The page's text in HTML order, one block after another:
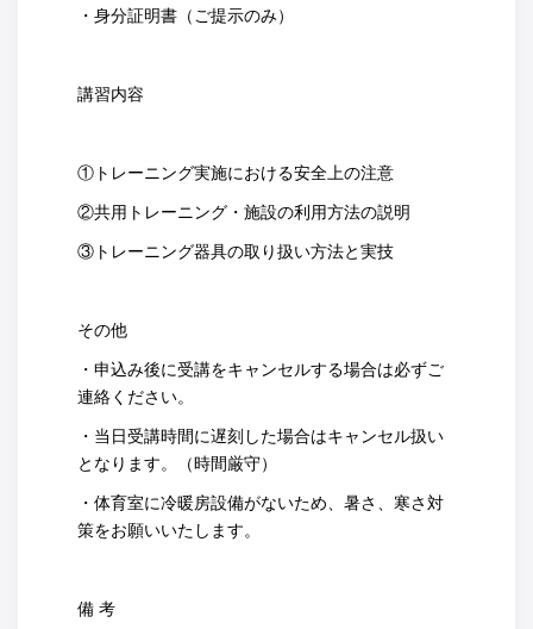
・身分証明書（ご提示のみ）
講習内容
①トレーニング実施における安全上の注意
②共用トレーニング・施設の利用方法の説明
③トレーニング器具の取り扱い方法と実技
その他
・申込み後に受講をキャンセルする場合は必ずご
連絡ください。
・当日受講時間に遅刻した場合はキャンセル扱い
となります。（時間厳守）
・体育室に冷暖房設備がないため、暑さ、寒さ対
策をお願いいたします。
備 考